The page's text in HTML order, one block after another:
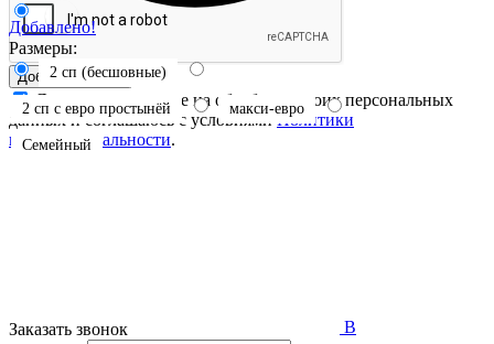
Добавлено!
Размеры:
2 сп (бесшовные)
2 сп с евро простынёй макси-евро
Семейный
В
Добавить отзыв
Я даю свое согласие на обработку своих персональных
данных и соглашаюсь с условиямиПолитики
конфиденциальности.
Заказать звонок